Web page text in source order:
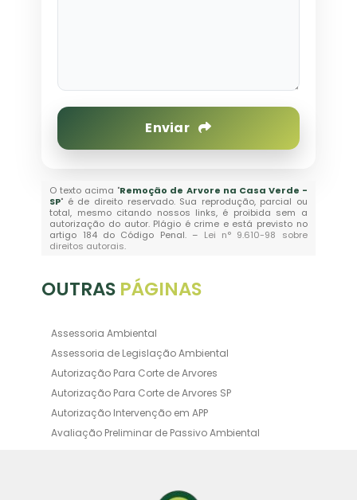
Enviar
O texto acima "Remoção de Arvore na Casa Verde -
SP" é de direito reservado. Sua reprodução, parcial ou
total, mesmo citando nossos links, é proibida sem a
autorização do autor. Plágio é crime e está previsto no
artigo 184 do Código Penal. – Lei n° 9.610-98 sobre
direitos autorais.
OUTRAS PÁGINAS
Assessoria Ambiental
Assessoria de Legislação Ambiental
Autorização Para Corte de Arvores
Autorização Para Corte de Arvores SP
Autorização Intervenção em APP
Avaliação Preliminar de Passivo Ambiental
Certificado de Movimentação de Resíduos de